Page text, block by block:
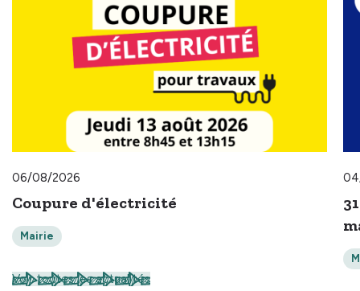
06/08/2026
Coupure d'électricité
Mairie
Voir toutes les actualités